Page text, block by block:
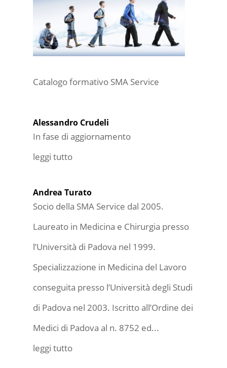
Catalogo formativo SMA Service
Alessandro Crudeli
In fase di aggiornamento
leggi tutto
Andrea Turato
Socio della SMA Service dal 2005.
Laureato in Medicina e Chirurgia presso
l’Università di Padova nel 1999.
Specializzazione in Medicina del Lavoro
conseguita presso l’Università degli Studi
di Padova nel 2003. Iscritto all’Ordine dei
Medici di Padova al n. 8752 ed...
leggi tutto